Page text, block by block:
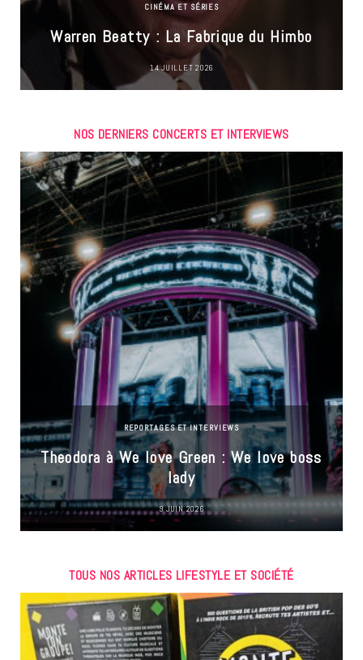
CINÉMA ET SÉRIES
Warren Beatty : La Fabrique du Himbo
14 JUILLET 2026
NOS DERNIERS CONCERTS ET INTERVIEWS
REPORTAGES ET INTERVIEWS
Theodora à We love Green : We love boss
lady
9 JUIN 2026
TOUS NOS ARTICLES LIFESTYLE ET SOCIÉTÉ